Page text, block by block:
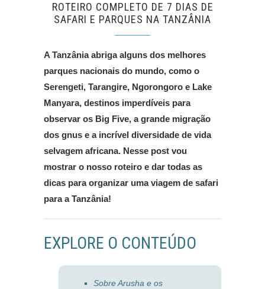
ROTEIRO COMPLETO DE 7 DIAS DE
SAFARI E PARQUES NA TANZÂNIA
A Tanzânia abriga alguns dos melhores
parques nacionais do mundo, como o
Serengeti, Tarangire, Ngorongoro e Lake
Manyara, destinos imperdíveis para
observar os Big Five, a grande migração
dos gnus e a incrível diversidade de vida
selvagem africana. Nesse post vou
mostrar o nosso roteiro e dar todas as
dicas para organizar uma viagem de safari
para a Tanzânia!
EXPLORE O CONTEÚDO
Sobre Arusha e os